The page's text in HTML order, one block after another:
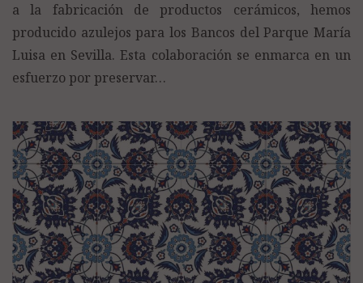
a la fabricación de productos cerámicos, hemos
producido azulejos para los Bancos del Parque María
Luisa en Sevilla. Esta colaboración se enmarca en un
esfuerzo por preservar…